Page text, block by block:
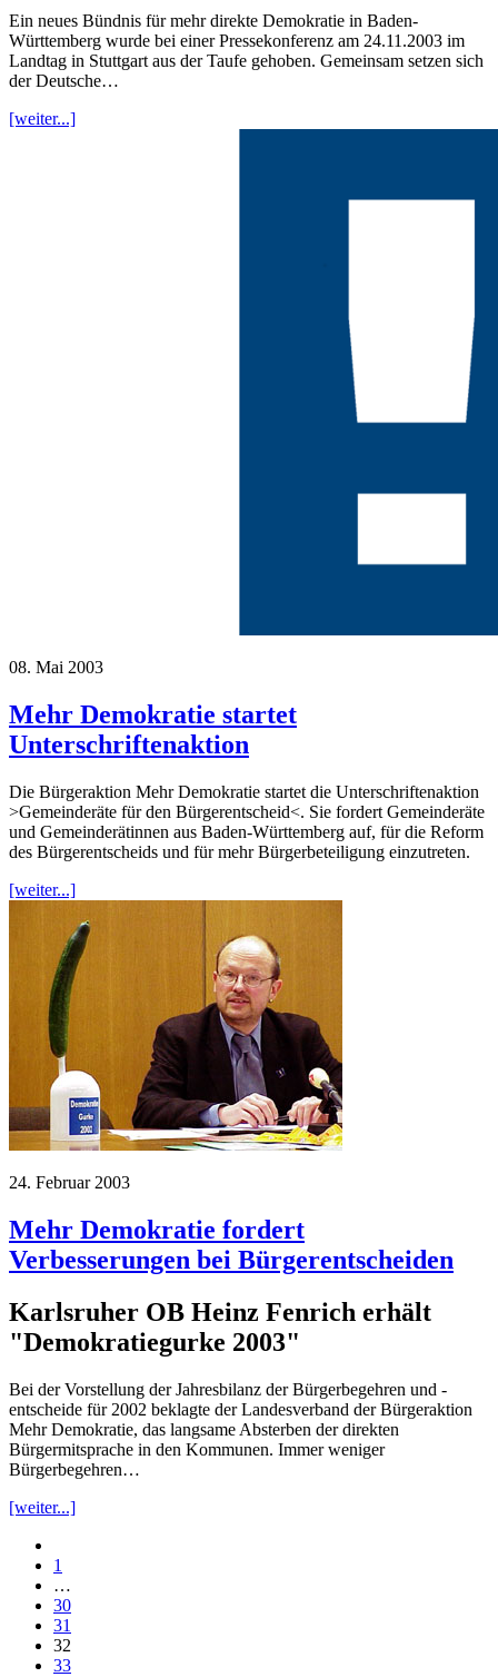
Ein neues Bündnis für mehr direkte Demokratie in Baden-
Württemberg wurde bei einer Pressekonferenz am 24.11.2003 im
Landtag in Stuttgart aus der Taufe gehoben. Gemeinsam setzen sich
der Deutsche…
[weiter...]
08. Mai 2003
Mehr Demokratie startet
Unterschriftenaktion
Die Bürgeraktion Mehr Demokratie startet die Unterschriftenaktion
>Gemeinderäte für den Bürgerentscheid<. Sie fordert Gemeinderäte
und Gemeinderätinnen aus Baden-Württemberg auf, für die Reform
des Bürgerentscheids und für mehr Bürgerbeteiligung einzutreten.
[weiter...]
24. Februar 2003
Mehr Demokratie fordert
Verbesserungen bei Bürgerentscheiden
Karlsruher OB Heinz Fenrich erhält
"Demokratiegurke 2003"
Bei der Vorstellung der Jahresbilanz der Bürgerbegehren und -
entscheide für 2002 beklagte der Landesverband der Bürgeraktion
Mehr Demokratie, das langsame Absterben der direkten
Bürgermitsprache in den Kommunen. Immer weniger
Bürgerbegehren…
[weiter...]
1
…
30
31
32
33